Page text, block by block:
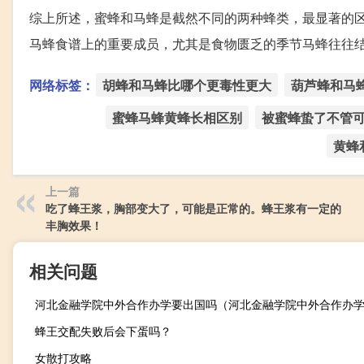
综上所述，蜜蜂和马蜂是截然不同的两种蜂类，最显著
马蜂食谱上的重要成员，尤其是食物匮乏的季节马蜂往往
网络标签： 胡蜂和马蜂比哪个更毒性更大
葫芦蜂和马
蜜蜂马蜂黄蜂长相区别
被蜜蜂蛰了不管
黄蜂
上一篇
吃了蜂王浆，胸部变大了，可能是正常的。蜂王浆有一定的
丰胸效果！
相关问题
蜂王交配失败后会下蛋吗？
女散打攻略